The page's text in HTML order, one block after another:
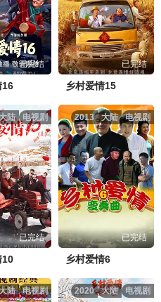
已完结
16
已完结
乡村爱情15
电视剧
大陆
已完结
10
电视剧
大陆
2013
已完结
乡村爱情6
电视剧
陆 电视剧
大陆
2020